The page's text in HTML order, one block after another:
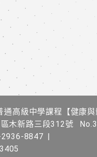
高級中學課程​【健康與
木新路三段312號
8847 |